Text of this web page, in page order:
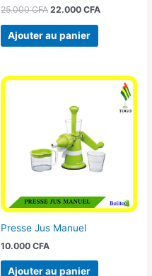
25.000CFA 22.000 CFA
Ajouter au panier
Presse Jus Manuel
10.000 CFA
Ajouter au panier